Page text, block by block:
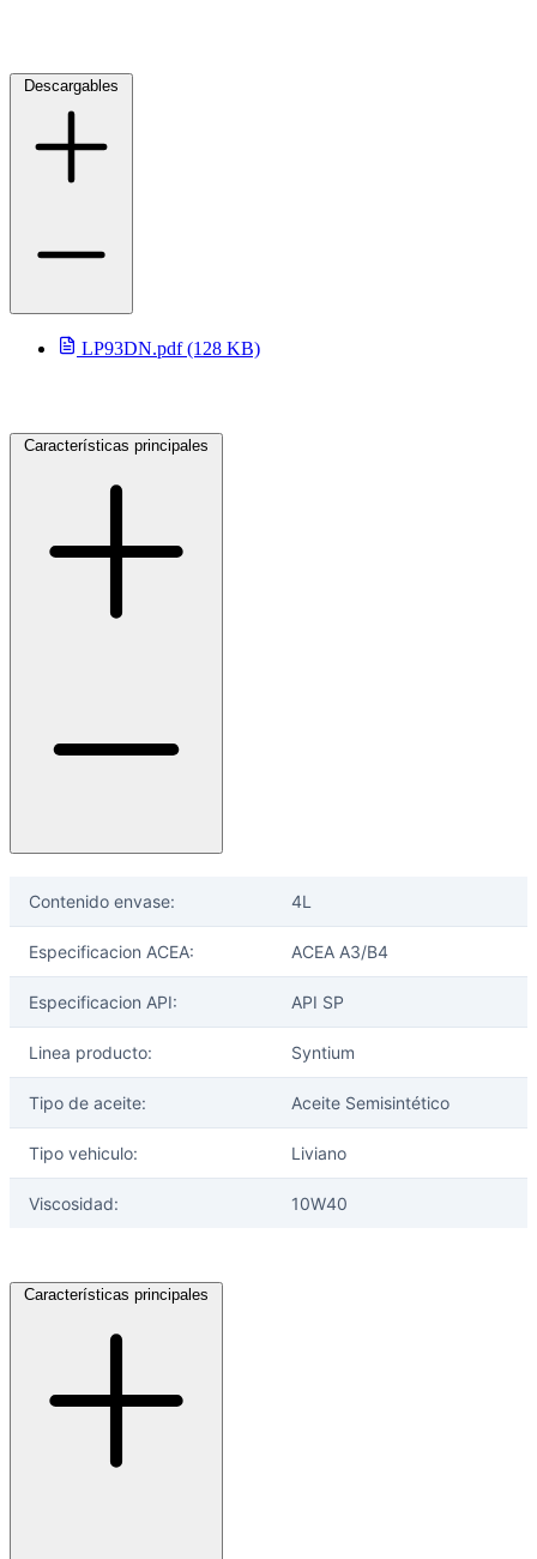
Descargables
LP93DN.pdf (128 KB)
Características principales
Contenido envase: 4L
Especificacion ACEA: ACEA A3/B4
Especificacion API: API SP
Linea producto: Syntium
Tipo de aceite: Aceite Semisintético
Tipo vehiculo: Liviano
Viscosidad: 10W40
Características principales